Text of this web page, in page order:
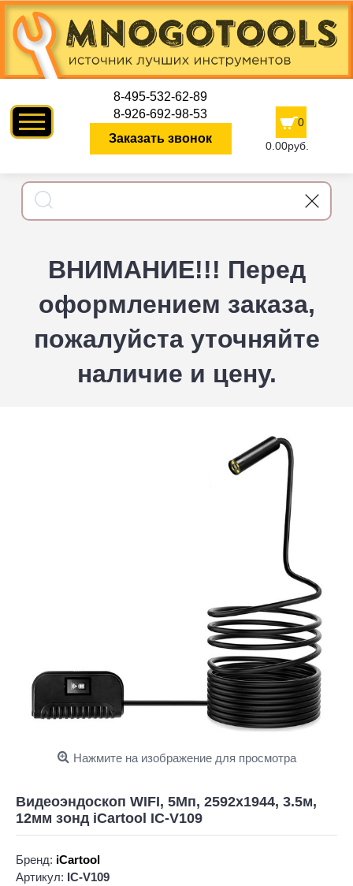
8-495-532-62-89
8-926-692-98-53
Заказать звонок
0
0.00руб.
ВНИМАНИЕ!!! Перед
оформлением заказа,
пожалуйста уточняйте
наличие и цену.
Нажмите на изображение для просмотра
Видеоэндоскоп WIFI, 5Мп, 2592x1944, 3.5м,
12мм зонд iCartool IC-V109
Бренд: iCartool
Артикул: IC-V109